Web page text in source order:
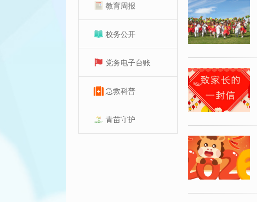
教育周报
校务公开
党务电子台账
急救科普
青苗守护